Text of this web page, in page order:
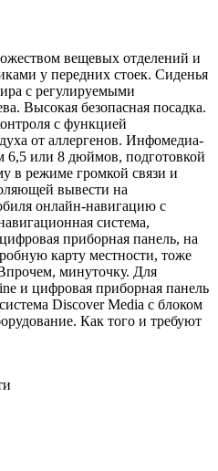
вещевых отделений и
у передних стоек. Сиденья
с регулируемыми
Высокая безопасная посадка.
с функцией
от аллергенов. Инфомедиа-
6,5 или 8 дюймов, подготовкой
в режиме громкой связи и
вывести на
онлайн-навигацию с
система,
приборная панель, на
карту местности, тоже
минуточку. Для
и цифровая приборная панель
Discover Media с блоком
Как того и требуют